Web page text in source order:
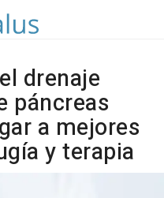
drenaje
páncreas
a mejores
y terapia